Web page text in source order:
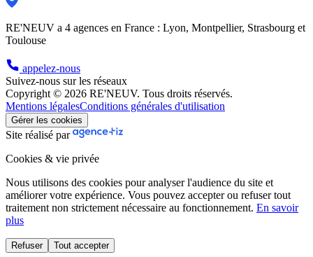
RE'NEUV a 4 agences en France : Lyon, Montpellier, Strasbourg et
Toulouse
appelez-nous
Suivez-nous sur les réseaux
Copyright © 2026 RE'NEUV. Tous droits réservés.
Mentions légalesConditions générales d'utilisation
Gérer les cookies
Site réalisé par
Cookies & vie privée
Nous utilisons des cookies pour analyser l'audience du site et
améliorer votre expérience. Vous pouvez accepter ou refuser tout
traitement non strictement nécessaire au fonctionnement. En savoir
plus
Refuser Tout accepter